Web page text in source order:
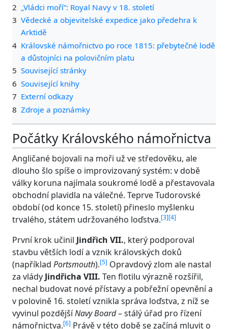
2
„Vládci moří“: Royal Navy v 18. století
3 Vědecké a objevitelské expedice jako předehra k
Arktidě
4 Královské námořnictvo po roce 1815: přebytečné lodě
a důstojníci na polovičním platu
5 Související stránky
6 Související knihy
7 Externí odkazy
8 Zdroje a poznámky
Počátky Královského námořnictva
Angličané bojovali na moři už ve středověku, ale
dlouho šlo spíše o improvizovaný systém: v době
války koruna najímala soukromé lodě a přestavovala
obchodní plavidla na válečné. Teprve Tudorovské
období (od konce 15. století) přineslo myšlenku
trvalého, státem udržovaného loďstva.[3][4]
První krok učinil Jindřich VII., který podporoval
stavbu větších lodí a vznik královských doků
(například Portsmouth).[5] Opravdový zlom ale nastal
za vlády Jindřicha VIII. Ten flotilu výrazně rozšířil,
nechal budovat nové přístavy a pobřežní opevnění a
v polovině 16. století vznikla správa loďstva, z níž se
vyvinul pozdějšíNavy Board– stálý úřad pro řízení
námořnictva.[6] Právě v této době se začíná mluvit o